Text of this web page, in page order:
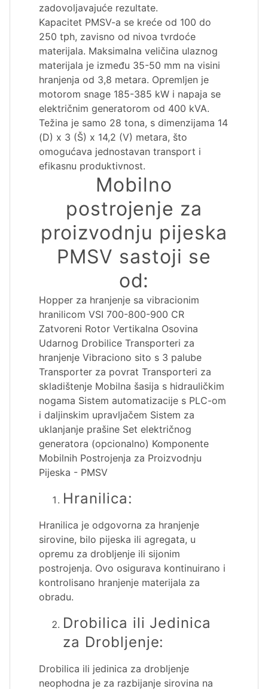
zadovoljavajuće rezultate.
Kapacitet PMSV-a se kreće od 100 do
250 tph, zavisno od nivoa tvrdoće
materijala. Maksimalna veličina ulaznog
materijala je između 35-50 mm na visini
hranjenja od 3,8 metara. Opremljen je
motorom snage 185-385 kW i napaja se
električnim generatorom od 400 kVA.
Težina je samo 28 tona, s dimenzijama 14
(D) x 3 (Š) x 14,2 (V) metara, što
omogućava jednostavan transport i
efikasnu produktivnost.
Mobilno
postrojenje za
proizvodnju pijeska
PMSV sastoji se
od:
Hopper za hranjenje sa vibracionim
hranilicom VSI 700-800-900 CR
Zatvoreni Rotor Vertikalna Osovina
Udarnog Drobilice Transporteri za
hranjenje Vibraciono sito s 3 palube
Transporter za povrat Transporteri za
skladištenje Mobilna šasija s hidrauličkim
nogama Sistem automatizacije s PLC-om
i daljinskim upravljačem Sistem za
uklanjanje prašine Set električnog
generatora (opcionalno) Komponente
Mobilnih Postrojenja za Proizvodnju
Pijeska - PMSV
Hranilica:
Hranilica je odgovorna za hranjenje
sirovine, bilo pijeska ili agregata, u
opremu za drobljenje ili sijonim
postrojenja. Ovo osigurava kontinuirano i
kontrolisano hranjenje materijala za
obradu.
Drobilica ili Jedinica
za Drobljenje:
Drobilica ili jedinica za drobljenje
neophodna je za razbijanje sirovina na